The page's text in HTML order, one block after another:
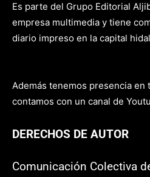
Es parte del Grupo Editorial
empresa multimedia y tiene
diario impreso en la capital
Además tenemos presencia en
contamos con un canal de
DERECHOS DE AUTOR
Comunicación Colectiva